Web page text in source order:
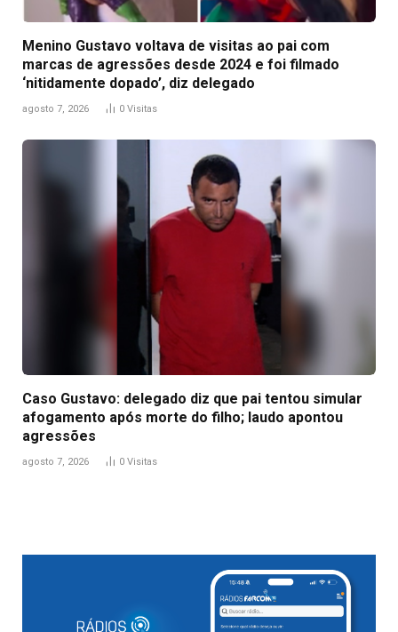
Menino Gustavo voltava de visitas ao pai com
marcas de agressões desde 2024 e foi filmado
‘nitidamente dopado’, diz delegado
agosto 7, 2026 0 Visitas
Caso Gustavo: delegado diz que pai tentou simular
afogamento após morte do filho; laudo apontou
agressões
agosto 7, 2026 0 Visitas